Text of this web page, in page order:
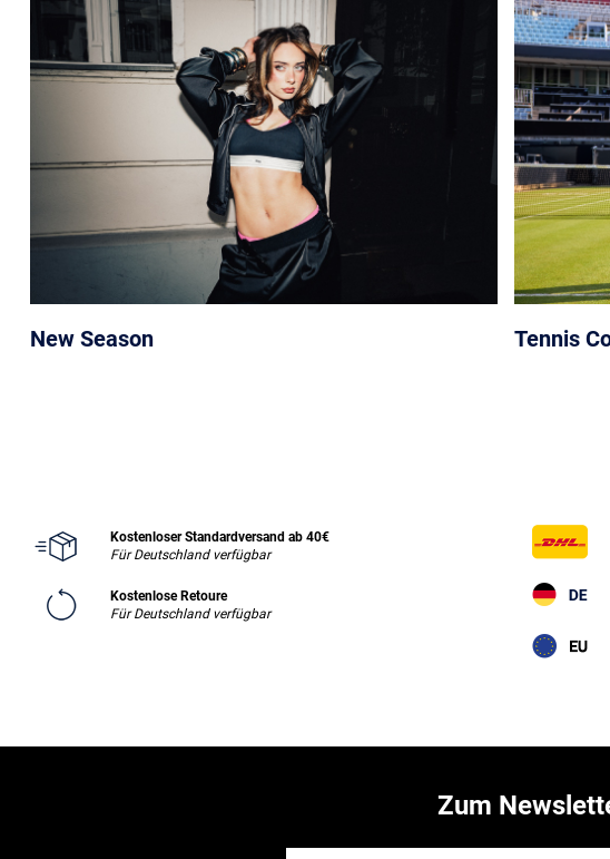
New Season Tennis
Kostenloser Standardversand ab 40€
Für Deutschland verfügbar
Kostenlose Retoure
Für Deutschland verfügbar
Zum